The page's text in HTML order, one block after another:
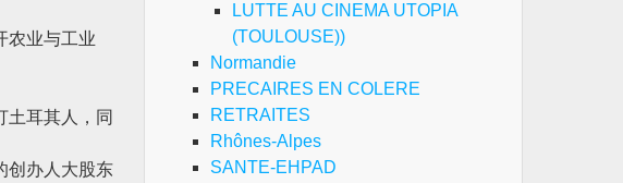
农业与工业
耳其人，同
创办人大股东
LUTTE AU CINEMA UTOPIA
(TOULOUSE))
Normandie
PRECAIRES EN COLERE
RETRAITES
Rhônes-Alpes
SANTE-EHPAD